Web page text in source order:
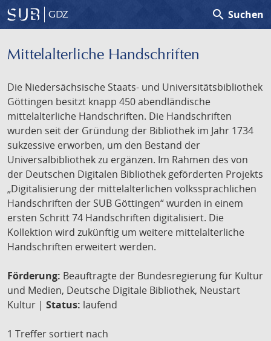
GDZ search Suchen
Mittelalterliche Handschriften
Die Niedersächsische Staats- und Universitätsbibliothek
Göttingen besitzt knapp 450 abendländische
mittelalterliche Handschriften. Die Handschriften
wurden seit der Gründung der Bibliothek im Jahr 1734
sukzessive erworben, um den Bestand der
Universalbibliothek zu ergänzen. Im Rahmen des von
der Deutschen Digitalen Bibliothek geförderten Projekts
„Digitalisierung der mittelalterlichen volkssprachlichen
Handschriften der SUB Göttingen“ wurden in einem
ersten Schritt 74 Handschriften digitalisiert. Die
Kollektion wird zukünftig um weitere mittelalterliche
Handschriften erweitert werden.
Förderung: Beauftragte der Bundesregierung für Kultur
und Medien, Deutsche Digitale Bibliothek, Neustart
Kultur | Status: laufend
1 Treffer sortiert nach